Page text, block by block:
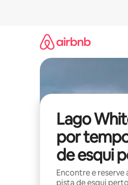
Lago
por
de esqui
Encontre e
pista de esqui